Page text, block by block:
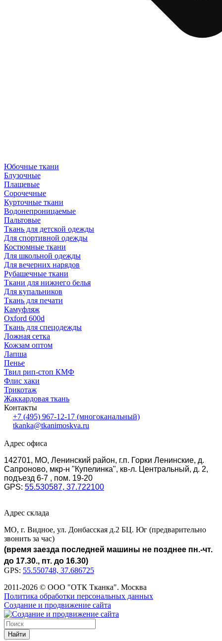
Юбочные ткани
Блузочные
Плащевые
Сорочечные
Курточные ткани
Водонепроницаемые
Пальтовые
Ткань для детской одежды
Для спортивной одежды
Костюмные ткани
Для школьной одежды
Для вечерних нарядов
Рубашечные ткани
Ткани для нижнего белья
Для купальников
Ткань для печати
Камуфляж
Oxford 600d
Ткань для спецодежды
Ложная сетка
Кожзам оптом
Лапша
Пенье
Твил рип-стоп КМФ
Флис хаки
Трикотаж
Жаккардовая ткань
Контакты
+7 (495) 967-12-17 (многоканальный)
tkanka@tkanimoskva.ru
Адрес офиса
142701, МО, Ленинский район, г.п. Горки Ленинские, д.
Сапроново, мкр-н "Купелинка", кв-л. Центральный, д. 2,
подъезд 6-7 , пом. 19-20
GPS: 55.530587, 37.722100
Адрес склада
МО, г. Видное, ул. Донбасская д.2 БЦ. Юг (предварительно
звонить за час)
(время заезда последней машины не позднее пн.-чт.
до 17.30., пт. до 16.30)
GPS: 55.550748, 37.686725
2011-2026 © ООО "ОТК Тканка". Москва
Политика обработки персональных данных
Создание и продвижение сайта
Найти